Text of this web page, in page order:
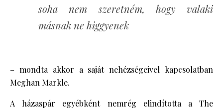
soha nem szeretném, hogy valaki
másnak ne higgyenek
– mondta akkor a saját nehézségeivel kapcsolatban
Meghan Markle.
A házaspár egyébként nemrég elindította a The